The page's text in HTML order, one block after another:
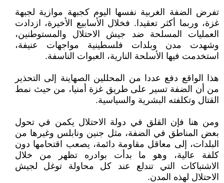
تفرض الضفة الغربية نفسها اليوم كجبهة موازية لجبهة
غزة، وربما أكثر تعقيدا. فخلال الأسابيع الأخيرة، ازدادت
العمليات المسلحة ضد جيش الاحتلال والمستوطنين،
وشهدت مدن وبلدات فلسطينية مواجهات عنيفة،
استخدمت فيها الأسلحة النارية، العبوات الناسفة.
هذا الواقع دفع عددا من المحللين الصهاينة إلى التحذير
من أن الضفة تسير على طريق غزة أمنيا، من حيث نمط
القتال وتكلفته البشرية والسياسية.
ومن هنا فإن القلق في دولة الاحتلال يكمن في تحول
بعض المناطق في الضفة، مثل جنين ونابلس وغيرها من
البلدات، إلى معاقل مقاومة دائمة، يصعب اقتحامها دون
كلفة عالية، وهو ما بدأت بوادره تظهر من خلال
الاشتباكات التي تندلع عند كل محاولة توغل لجيش
الاحتلال لهذه المدن.